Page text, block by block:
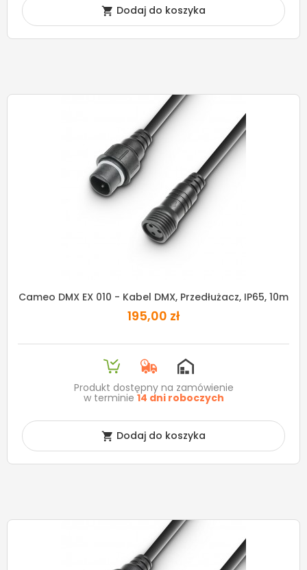
 Dodaj do koszyka
Cameo DMX EX 010 - Kabel DMX, Przedłużacz, IP65, 10m
195,00 zł
Produkt dostępny na zamówienie
w terminie 14 dni roboczych
 Dodaj do koszyka